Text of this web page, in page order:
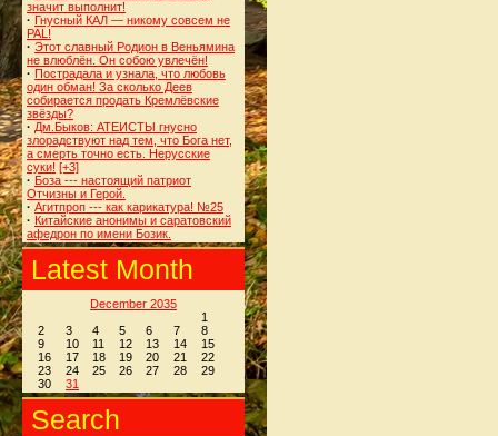
значит выполнит!
· Гнусный КАЛ — никому совсем не
PAL!
· Этот славный Родион в Веньямина
не влюблён. Он собою увлечён!
· Пострадала и узнала, что любовь
один обман! За сколько Деев
собирается продать Кремлёвские
звёзды?
· Дм.Быков: АТЕИСТЫ гнусно
злорадствуют над тем, что Бога нет,
а смерть точно есть. Нерусские
суки! [+3]
· Боза --- настоящий патриот
Отчизны и Герой.
· Агитпроп --- как карикатура! №25
· Китайские анонимы и саратовский
афедрон по имени Бозик.
Latest Month
December 2035
1
2
3 4 5 6 7
8
9
10 11 12 13 14
15
16
17 18 19 20 21
22
23
24 25 26 27 28
29
30
31
Search